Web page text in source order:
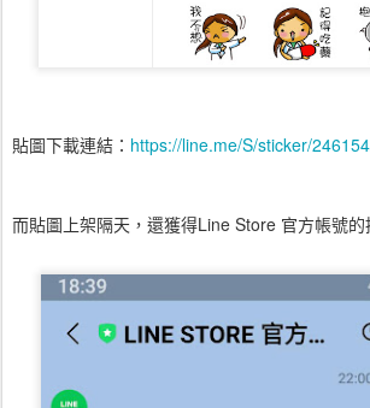
貼圖下載連結： https://line.me/S/sticker/
而貼圖上架隔天，還獲得Line Store 官方帳號的